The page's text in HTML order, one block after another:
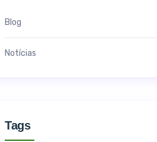
Blog
Notícias
Tags